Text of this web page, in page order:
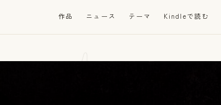
作品 ニュース テーマ Kindleで読む